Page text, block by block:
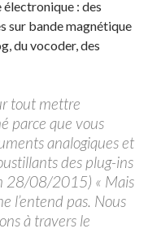
: des
sur bande magnétique
du vocoder, des
tout mettre
parce que vous
analogiques et
des plug-ins
28/08/2015) « Mais
l’entend pas. Nous
à travers le